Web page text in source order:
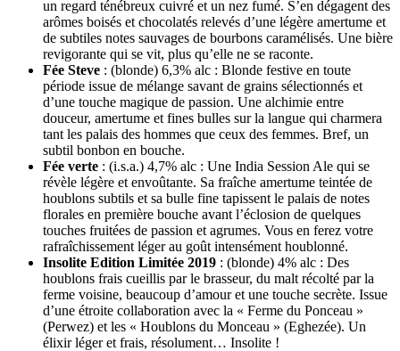
un regard ténébreux cuivré et un nez fumé. S’en dégagent des
arômes boisés et chocolatés relevés d’une légère amertume et
de subtiles notes sauvages de bourbons caramélisés. Une bière
revigorante qui se vit, plus qu’elle ne se raconte.
Fée Steve : (blonde) 6,3% alc : Blonde festive en toute
période issue de mélange savant de grains sélectionnés et
d’une touche magique de passion. Une alchimie entre
douceur, amertume et fines bulles sur la langue qui charmera
tant les palais des hommes que ceux des femmes. Bref, un
subtil bonbon en bouche.
Fée verte : (i.s.a.) 4,7% alc : Une India Session Ale qui se
révèle légère et envoûtante. Sa fraîche amertume teintée de
houblons subtils et sa bulle fine tapissent le palais de notes
florales en première bouche avant l’éclosion de quelques
touches fruitées de passion et agrumes. Vous en ferez votre
rafraîchissement léger au goût intensément houblonné.
Insolite Edition Limitée 2019 : (blonde) 4% alc : Des
houblons frais cueillis par le brasseur, du malt récolté par la
ferme voisine, beaucoup d’amour et une touche secrète. Issue
d’une étroite collaboration avec la « Ferme du Ponceau »
(Perwez) et les « Houblons du Monceau » (Eghezée). Un
élixir léger et frais, résolument… Insolite !